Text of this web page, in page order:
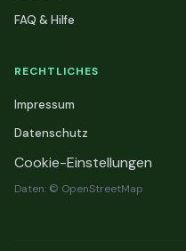
FAQ & Hilfe
RECHTLICHES
Impressum
Datenschutz
Cookie-Einstellungen
Daten: © OpenStreetMap